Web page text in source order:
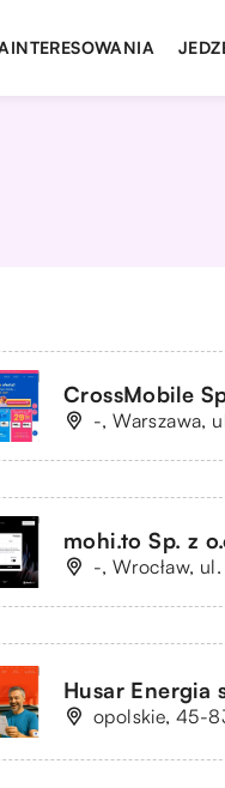
CrossMobile
-, Warszawa,
mohi.to Sp. z
-, Wrocław,
Husar Energia
opolskie, 45-